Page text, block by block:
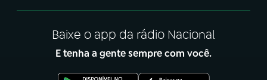
Baixe o app da rádio Nacional
E tenha a gente sempre com você.